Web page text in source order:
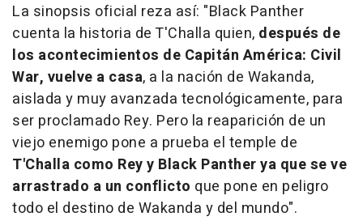
La sinopsis oficial reza así: "Black Panther
cuenta la historia de T'Challa quien, después de
los acontecimientos de Capitán América: Civil
War, vuelve a casa, a la nación de Wakanda,
aislada y muy avanzada tecnológicamente, para
ser proclamado Rey. Pero la reaparición de un
viejo enemigo pone a prueba el temple de
T'Challa como Rey y Black Panther ya que se ve
arrastrado a un conflicto que pone en peligro
todo el destino de Wakanda y del mundo".